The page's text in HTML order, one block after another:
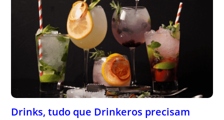
Drinks, tudo que Drinkeros precisam